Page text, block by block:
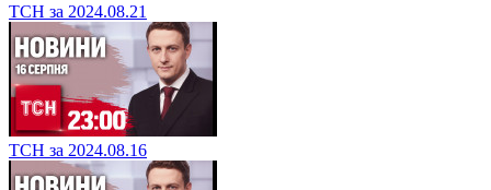
ТСН за 2024.08.21
ТСН за 2024.08.16